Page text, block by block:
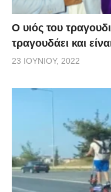
O υιός του
τραγουδάει και
23 ΙΟΥΝΊΟΥ, 2022